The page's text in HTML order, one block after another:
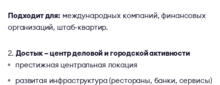
Подходит для: международных компаний, финансовых
организаций, штаб-квартир.
Достык – центр деловой и городской активности
престижная центральная локация
развитая инфраструктура (рестораны, банки, сервисы)